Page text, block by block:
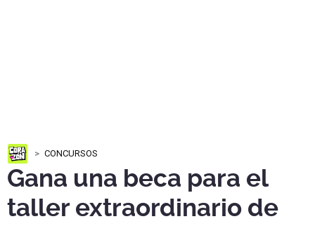
CONCURSOS
Gana una beca para el
taller extraordinario de